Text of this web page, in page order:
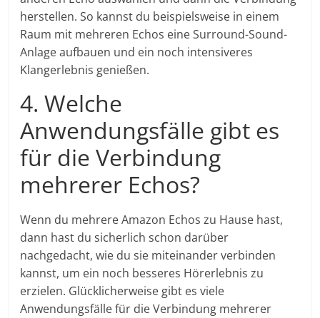
herstellen. So kannst du beispielsweise in einem
Raum mit mehreren Echos eine Surround-Sound-
Anlage aufbauen und ein noch intensiveres
Klangerlebnis genießen.
4. Welche
Anwendungsfälle gibt es
für die Verbindung
mehrerer Echos?
Wenn du mehrere Amazon Echos zu Hause hast,
dann hast du sicherlich schon darüber
nachgedacht, wie du sie miteinander verbinden
kannst, um ein noch besseres Hörerlebnis zu
erzielen. Glücklicherweise gibt es viele
Anwendungsfälle für die Verbindung mehrerer